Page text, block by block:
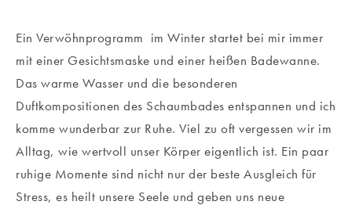
Ein Verwöhnprogramm im Winter startet bei mir immer
mit einer Gesichtsmaske und einer heißen Badewanne.
Das warme Wasser und die besonderen
Duftkompositionen des Schaumbades entspannen und ich
komme wunderbar zur Ruhe. Viel zu oft vergessen wir im
Alltag, wie wertvoll unser Körper eigentlich ist. Ein paar
ruhige Momente sind nicht nur der beste Ausgleich für
Stress, es heilt unsere Seele und geben uns neue